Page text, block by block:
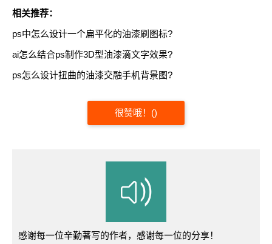
相关推荐：
ps中怎么设计一个扁平化的油漆刷图标?
ai怎么结合ps制作3D型油漆滴文字效果?
ps怎么设计扭曲的油漆交融手机背景图?
很赞哦！ ()
感谢每一位辛勤著写的作者，感谢每一位的分享！